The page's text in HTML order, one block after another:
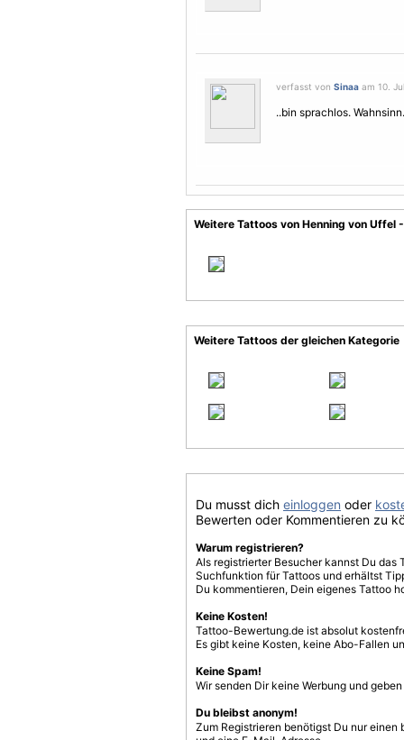
verfasst von Sinaa am 10.
..bin sprachlos. Wahnsinn.
Weitere Tattoos von Henning von Uffel
Weitere Tattoos der gleichen Kategorie
Du musst dich einloggen oder
Bewerten oder Kommentieren zu
Warum registrieren?
Als registrierter Besucher kannst Du
Suchfunktion für Tattoos und erhältst
Du kommentieren, Dein eigenes Tattoo
Keine Kosten!
Tattoo-Bewertung.de ist absolut
Es gibt keine Kosten, keine Abo-Fallen
Keine Spam!
Wir senden Dir keine Werbung und
Du bleibst anonym!
Zum Registrieren benötigst Du nur einen